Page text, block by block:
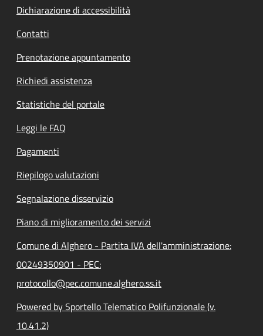
Dichiarazione di accessibilità
Contatti
Prenotazione appuntamento
Richiedi assistenza
Statistiche del portale
Leggi le FAQ
Pagamenti
Riepilogo valutazioni
Segnalazione disservizio
Piano di miglioramento dei servizi
Comune di Alghero - Partita IVA dell'amministrazione:
00249350901 - PEC:
protocollo@pec.comune.alghero.ss.it
Powered by Sportello Telematico Polifunzionale (v.
10.41.2)